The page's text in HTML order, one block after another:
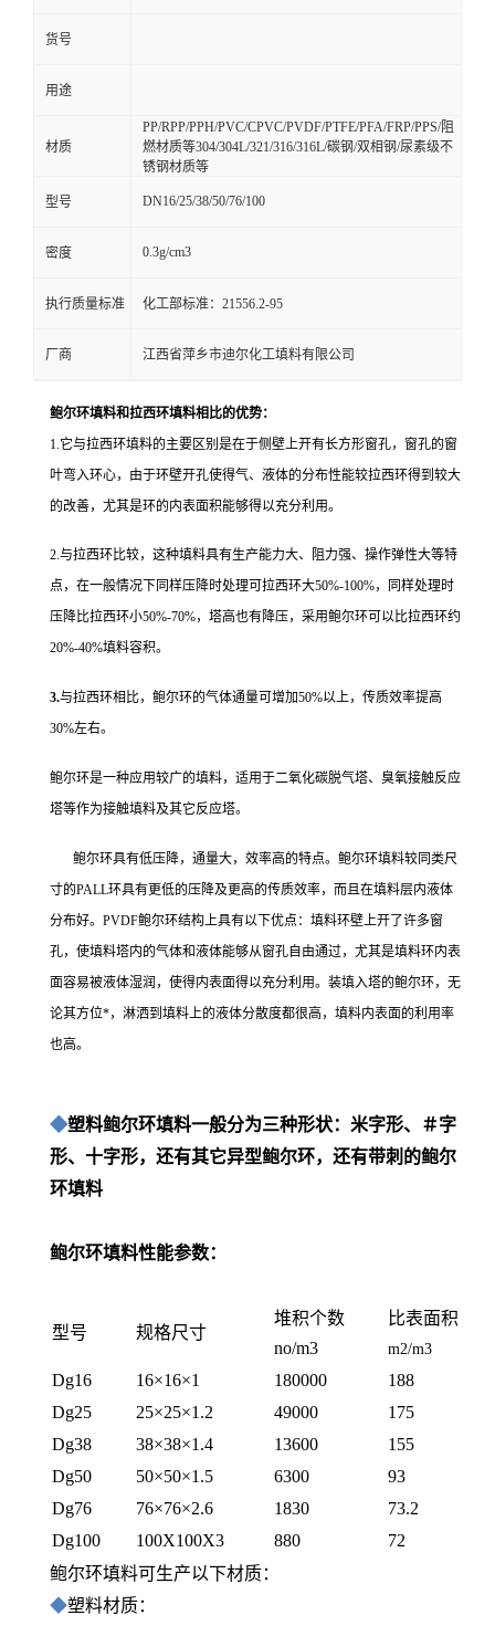
货号
用途
材质
PP/RPP/PPH/PVC/CPVC/PVDF/PTFE/PFA/FRP/PPS/阻
燃材质等304/304L/321/316/316L/碳钢/双相钢/尿素级不
锈钢材质等
型号 DN16/25/38/50/76/100
密度 0.3g/cm3
执行质量标准 化工部标准：21556.2-95
厂商 江西省萍乡市迪尔化工填料有限公司
鲍尔环填料和拉西环填料相比的优势：
1.它与拉西环填料的主要区别是在于侧壁上开有长方形窗孔，窗孔的窗
叶弯入环心，由于环壁开孔使得气、液体的分布性能较拉西环得到较大
的改善，尤其是环的内表面积能够得以充分利用。
2.与拉西环比较，这种填料具有生产能力大、阻力强、操作弹性大等特
点，在一般情况下同样压降时处理可拉西环大50%-100%，同样处理时
压降比拉西环小50%-70%，塔高也有降压，采用鲍尔环可以比拉西环约
20%-40%填料容积。
3.与拉西环相比，鲍尔环的气体通量可增加50%以上，传质效率提高
30%左右。
鲍尔环是一种应用较广的填料，适用于二氧化碳脱气塔、臭氧接触反应
塔等作为接触填料及其它反应塔。
鲍尔环具有低压降，通量大，效率高的特点。鲍尔环填料较同类尺
寸的PALL环具有更低的压降及更高的传质效率，而且在填料层内液体
分布好。PVDF鲍尔环结构上具有以下优点：填料环壁上开了许多窗
孔，使填料塔内的气体和液体能够从窗孔自由通过，尤其是填料环内表
面容易被液体湿润，使得内表面得以充分利用。装填入塔的鲍尔环，无
论其方位*，淋洒到填料上的液体分散度都很高，填料内表面的利用率
也高。
◆塑料鲍尔环填料一般分为三种形状：米字形、＃字
形、十字形，还有其它异型鲍尔环，还有带刺的鲍尔
环填料
鲍尔环填料性能参数：
型号 规格尺寸
堆积个数
no/m3
比表面积
m2/m3
Dg16 16×16×1 180000
188
Dg25
25×25×1.2 49000
175
Dg38
38×38×1.4 13600
155
Dg50
50×50×1.5 6300
93
Dg76
76×76×2.6 1830
73.2
Dg100
100X100X3 880
72
鲍尔环填料可生产以下材质：
◆塑料材质：